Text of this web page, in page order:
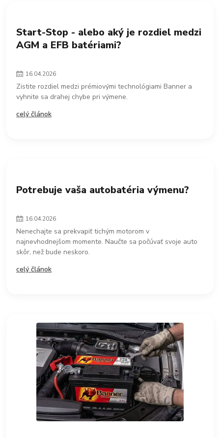
Start-Stop - alebo aký je rozdiel medzi
AGM a EFB batériami?
16.04.2026
Zistite rozdiel medzi prémiovými technológiami Banner a
vyhnite sa drahej chybe pri výmene.
celý článok
Potrebuje vaša autobatéria výmenu?
16.04.2026
Nenechajte sa prekvapiť tichým motorom v
najnevhodnejšom momente. Naučte sa počúvať svoje auto
skôr, než bude neskoro.
celý článok